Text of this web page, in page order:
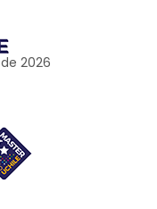
de 2026